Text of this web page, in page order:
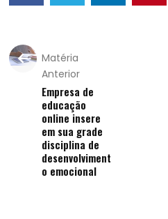
Matéria
Anterior
Empresa de
educação
online insere
em sua grade
disciplina de
desenvolviment
o emocional